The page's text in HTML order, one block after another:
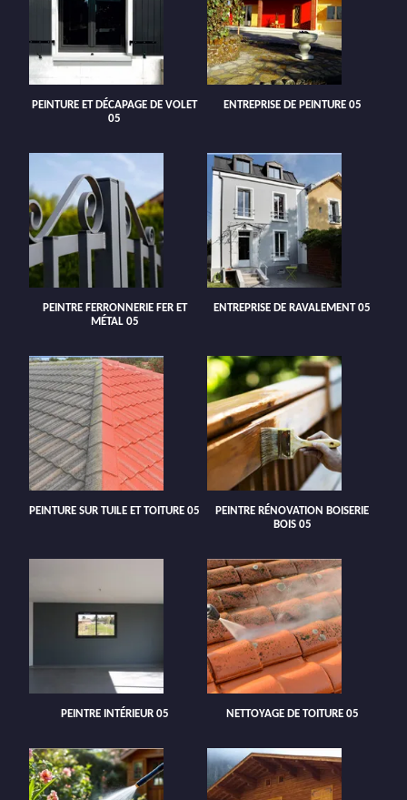
PEINTURE ET DÉCAPAGE DE VOLET
05
ENTREPRISE DE PEINTURE 05
PEINTRE FERRONNERIE FER ET
MÉTAL 05
ENTREPRISE DE RAVALEMENT 05
PEINTURE SUR TUILE ET TOITURE 05
PEINTRE RÉNOVATION BOISERIE
BOIS 05
PEINTRE INTÉRIEUR 05 NETTOYAGE DE TOITURE 05